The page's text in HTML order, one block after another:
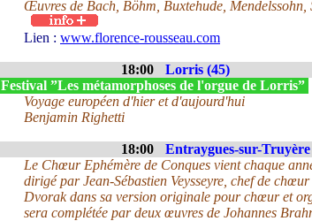
Œuvres de Bach, Böhm, Buxtehude, Mendelssohn,
Lien : www.florence-rousseau.com
18:00 Lorris (45)
Festival ”Les métamorphoses de l'orgue de Lorris”
Voyage européen d'hier et d'aujourd'hui
Benjamin Righetti
18:00 Entraygues-sur-Truyère
Le Chœur Ephémère de Conques vient chaque
dirigé par Jean-Sébastien Veysseyre, chef de
Dvorak dans sa version originale pour chœur et
sera complétée par deux œuvres de Johannes